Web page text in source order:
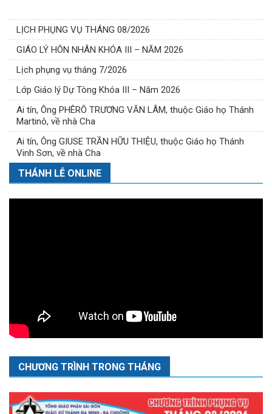
LỊCH PHỤNG VỤ THÁNG 08/2026
GIÁO LÝ HÔN NHÂN KHÓA III – NĂM 2026
Lịch phụng vụ tháng 7/2026
Lớp Giáo lý Dự Tòng Khóa III – Năm 2026
Ai tín, Ông PHÊRÔ TRƯƠNG VĂN LÂM, thuộc Giáo họ Thánh
Martinô, về nhà Cha
Ai tín, Ông GIUSE TRẦN HỮU THIỆU, thuộc Giáo họ Thánh
Vinh Sơn, về nhà Cha
THÁNH LỄ ONLINE
CHƯƠNG TRÌNH TRONG THÁNG